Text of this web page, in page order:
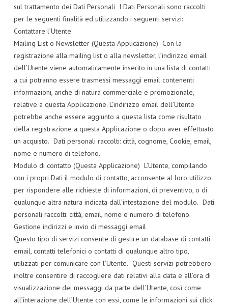
sul trattamento dei Dati Personali I Dati Personali sono raccolti
per le seguenti finalità ed utilizzando i seguenti servizi:
Contattare l’Utente
Mailing List o Newsletter (Questa Applicazione) Con la
registrazione alla mailing list o alla newsletter, l’indirizzo email
dell’Utente viene automaticamente inserito in una lista di contatti
a cui potranno essere trasmessi messaggi email contenenti
informazioni, anche di natura commerciale e promozionale,
relative a questa Applicazione. L’indirizzo email dell’Utente
potrebbe anche essere aggiunto a questa lista come risultato
della registrazione a questa Applicazione o dopo aver effettuato
un acquisto. Dati personali raccolti: città, cognome, Cookie, email,
nome e numero di telefono.
Modulo di contatto (Questa Applicazione) L’Utente, compilando
con i propri Dati il modulo di contatto, acconsente al loro utilizzo
per rispondere alle richieste di informazioni, di preventivo, o di
qualunque altra natura indicata dall’intestazione del modulo. Dati
personali raccolti: città, email, nome e numero di telefono.
Gestione indirizzi e invio di messaggi email
Questo tipo di servizi consente di gestire un database di contatti
email, contatti telefonici o contatti di qualunque altro tipo,
utilizzati per comunicare con l’Utente. Questi servizi potrebbero
inoltre consentire di raccogliere dati relativi alla data e all’ora di
visualizzazione dei messaggi da parte dell’Utente, così come
all’interazione dell’Utente con essi, come le informazioni sui click